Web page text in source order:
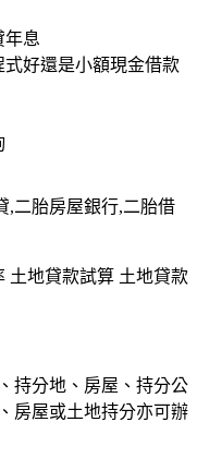
年息
好還是小額現金借款
,二胎房屋銀行,二胎借
土地貸款試算 土地貸款
持分地、房屋、持分公
房屋或土地持分亦可辦